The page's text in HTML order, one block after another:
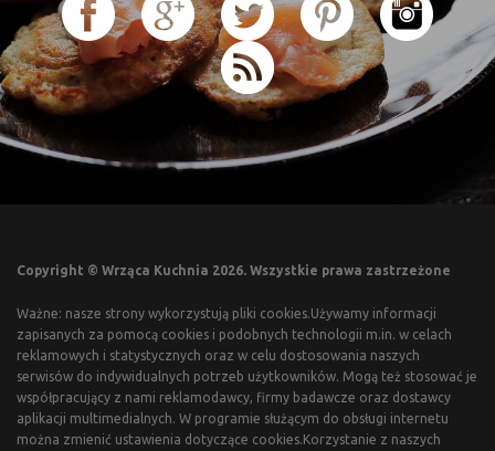
Copyright © Wrząca Kuchnia 2026. Wszystkie prawa zastrzeżone
Ważne: nasze strony wykorzystują pliki cookies.Używamy informacji
zapisanych za pomocą cookies i podobnych technologii m.in. w celach
reklamowych i statystycznych oraz w celu dostosowania naszych
serwisów do indywidualnych potrzeb użytkowników. Mogą też stosować je
współpracujący z nami reklamodawcy, firmy badawcze oraz dostawcy
aplikacji multimedialnych. W programie służącym do obsługi internetu
można zmienić ustawienia dotyczące cookies.Korzystanie z naszych